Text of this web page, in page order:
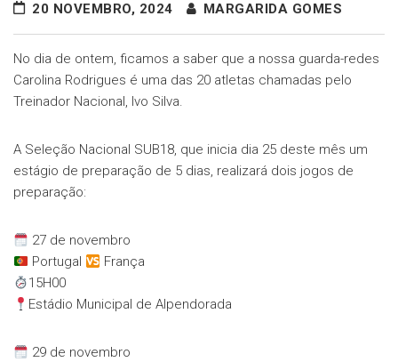
20 NOVEMBRO, 2024 MARGARIDA GOMES
No dia de ontem, ficamos a saber que a nossa guarda-redes
Carolina Rodrigues é uma das 20 atletas chamadas pelo
Treinador Nacional, Ivo Silva.
A Seleção Nacional SUB18, que inicia dia 25 deste mês um
estágio de preparação de 5 dias, realizará dois jogos de
preparação:
27 de novembro
Portugal
França
15H00
Estádio Municipal de Alpendorada
29 de novembro